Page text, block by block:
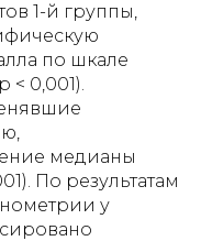
1-й группы,
по шкале
< 0,001).
медианы
По результатам
у